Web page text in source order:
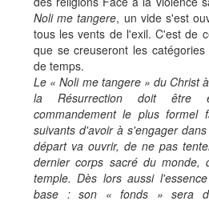
Noli me tangere, un vide s'est
tous les vents de l'exil. C'est de
que se creuseront les
de temps.
Le « Noli me tangere » du Christ
la Résurrection doit être
commandement le plus
suivants d'avoir à s'engager
départ va ouvrir, de ne pas
dernier corps sacré du monde,
temple. Dès lors aussi
base : son « fonds » sera